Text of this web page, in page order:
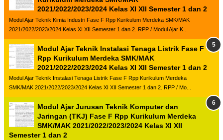
2021/2022/2023/2024 Kelas XI XII Semester 1 dan 2
Modul Ajar Teknik Kimia Industri Fase F Rpp Kurikulum Merdeka SMK/MAK
2021/2022/2023/2024 Kelas XI XII Semester 1 dan 2. RPP / Modul Ajar K...
Modul Ajar Teknik Instalasi Tenaga Listrik Fase F
Rpp Kurikulum Merdeka SMK/MAK
2021/2022/2023/2024 Kelas XI XII Semester 1 dan 2
Modul Ajar Teknik Instalasi Tenaga Listrik Fase F Rpp Kurikulum Merdeka
SMK/MAK 2021/2022/2023/2024 Kelas XI XII Semester 1 dan 2. RPP / Mo...
Modul Ajar Jurusan Teknik Komputer dan
Jaringan (TKJ) Fase F Rpp Kurikulum Merdeka
SMK/MAK 2021/2022/2023/2024 Kelas XI XII
Semester 1 dan 2